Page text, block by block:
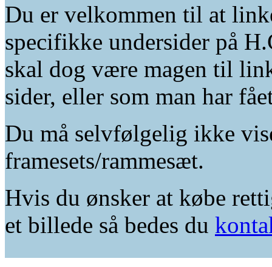
Du er velkommen til at
specifikke undersider på
skal dog være magen til
sider, eller som man har
Du må selvfølgelig ikke
framesets/rammesæt.
Hvis du ønsker at købe
et billede så bedes du